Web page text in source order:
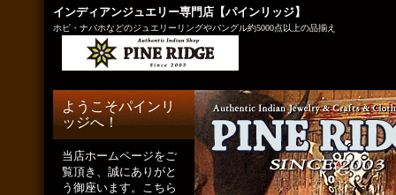
インディアンジュエリー専門店【パインリッジ】
ホピ・ナバホなどのジュエリーリングやバングル約5000点以上の品揃え
ようこそパインリ
ッジへ！
当店ホームページをご
覧頂き、誠にありがと
う御座います。こちら